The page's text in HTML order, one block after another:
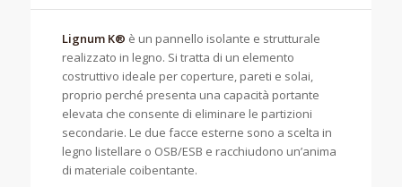
Lignum K® è un pannello isolante e strutturale
realizzato in legno. Si tratta di un elemento
costruttivo ideale per coperture, pareti e solai,
proprio perché presenta una capacità portante
elevata che consente di eliminare le partizioni
secondarie. Le due facce esterne sono a scelta in
legno listellare o OSB/ESB e racchiudono un’anima
di materiale coibentante.